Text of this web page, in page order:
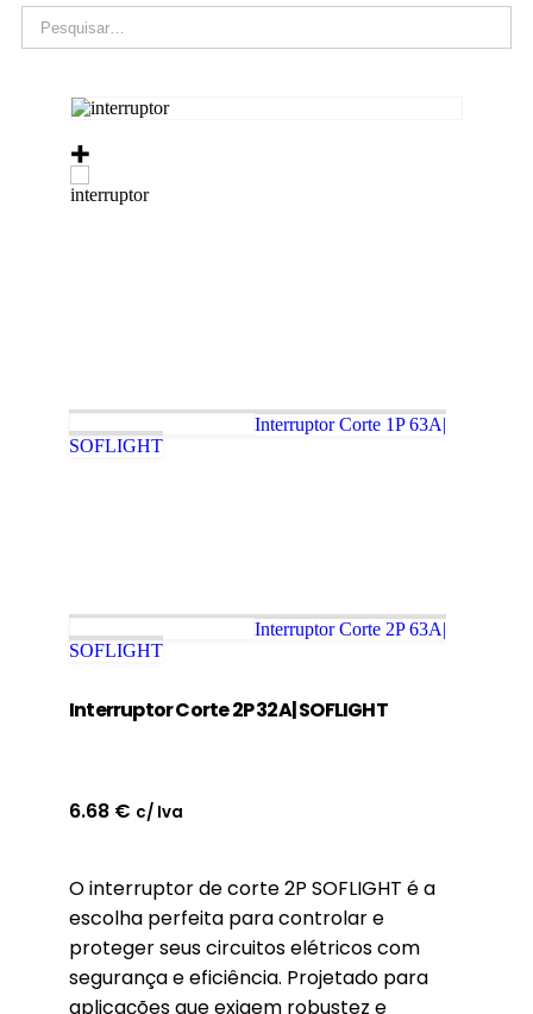
Interruptor Corte 1P 63A|
SOFLIGHT
Interruptor Corte 2P 63A|
SOFLIGHT
Interruptor Corte 2P 32A| SOFLIGHT
6.68 € c/ Iva
O interruptor de corte 2P SOFLIGHT é a
escolha perfeita para controlar e
proteger seus circuitos elétricos com
segurança e eficiência. Projetado para
aplicações que exigem robustez e